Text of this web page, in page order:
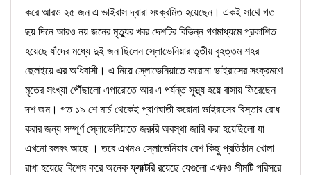
করে আরও ২৫ জন এ ভাইরাস দ্বারা সংক্রমিত হয়েছেন। একই সাথে গত
ছয় দিনে আরও নয় জনের মৃত্যুর খবর দেশটির বিভিন্ন গণমাধ্যমে প্রকাশিত
হয়েছে যাঁদের মধ্যে দুই জন ছিলেন স্লোভেনিয়ার তৃতীয় বৃহত্তম শহর
ছেলইয়ে এর অধিবাসী। এ নিয়ে স্লোভেনিয়াতে করোনা ভাইরাসের সংক্রমণে
মৃতের সংখ্যা পৌঁছালো এগারোতে আর এ পর্যন্ত সুস্থ্য হয়ে বাসায় ফিরেছেন
দশ জন। গত ১৯ শে মার্চ থেকেই প্রাণঘাতী করোনা ভাইরাসের বিস্তার রোধ
করার জন্য সম্পূর্ণ স্লোভেনিয়াতে জরুরি অবস্থা জারি করা হয়েছিলো যা
এখনো বলবৎ আছে । তবে এখনও স্লোভেনিয়ার বেশ কিছু প্রতিষ্ঠান খোলা
রাখা হয়েছে বিশেষ করে অনেক ফ্যাক্টরি রয়েছে যেগুলো এখনও সীমটি পরিসরে